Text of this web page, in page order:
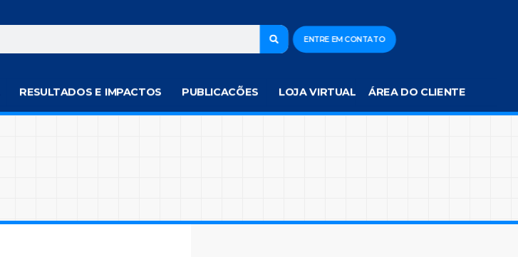
ENTRE EM CONTATO
RESULTADOS E IMPACTOS PUBLICACÕES LOJA VIRTUAL ÁREA DO CLIENTE